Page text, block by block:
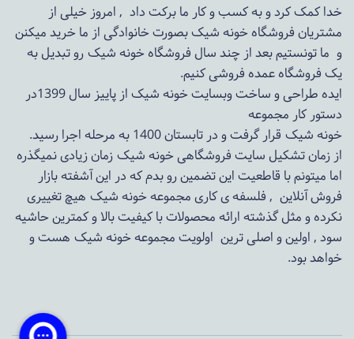
خدا کمک کرد و به کسب و کار ما برکت داد , امروز خیلی از
مشتریان فروشگاه خونه شیک بصورت خانوادگی از ما خرید میکنن
و ما تونستیم بعد از چند سال فروشگاهخونه شیکرو تبدیل به
یک فروشگاه عمده فروشی کنیم.
ایده طراحی و ساخت وبسایت خونه شیک از پاییز سال 1399در
دستور کار مجموعه
خونه شیک قرار گرفت و در تابستان 1400 به مرحله اجرا رسید.
از زمان تشکیل سایت فروشگاهیخونه شیکزمان زیادی نمیگذره
اما میتونم با قاطعیت این تضمین رو بدم که در این آشفته بازار
فروش آنلاین , فلسفه ی کاری مجموعهخونه شیک هیچ تغییری
نکرده و مثل گذشته ارائه محصولات با کیفیت بالا و کمترین حاشیه
سود , اولین و اصلی ترین اولویت مجموعهخونه شیک هست و
خواهد بود.